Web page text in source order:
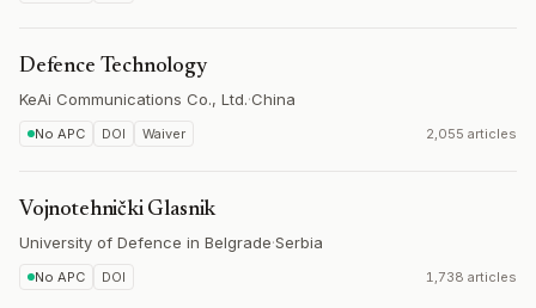
Defence Technology
KeAi Communications Co., Ltd.·China
No APC DOI Waiver 2,055 articles
Vojnotehnički Glasnik
University of Defence in Belgrade·Serbia
No APC DOI 1,738 articles